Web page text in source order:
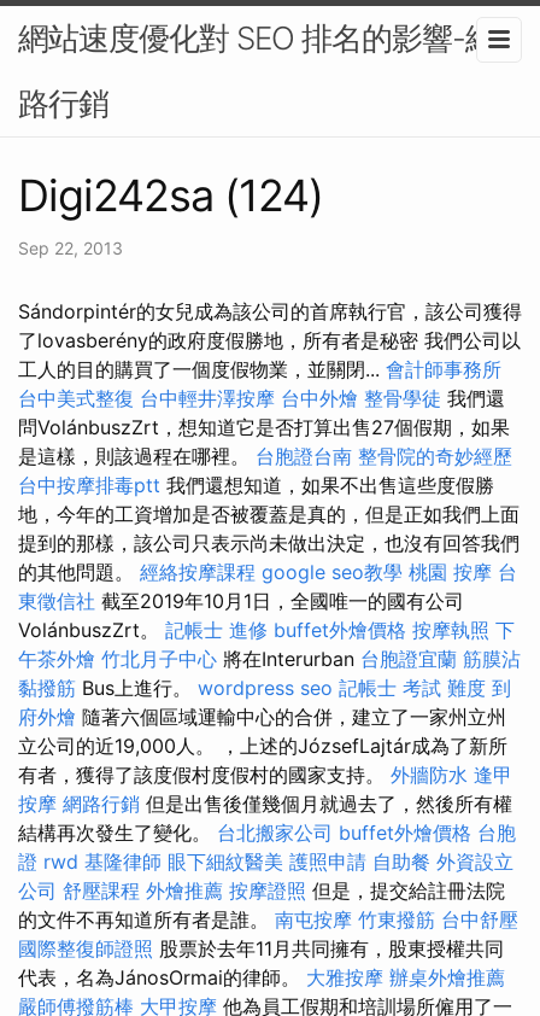
網站速度優化對 SEO 排名的影響-網
路行銷
Digi242sa (124)
Sep 22, 2013
Sándorpintér的女兒成為該公司的首席執行官，該公司獲得
了lovasberény的政府度假勝地，所有者是秘密 我們公司以
工人的目的購買了一個度假物業，並關閉... 會計師事務所
台中美式整復 台中輕井澤按摩 台中外燴 整骨學徒 我們還
問VolánbuszZrt，想知道它是否打算出售27個假期，如果
是這樣，則該過程在哪裡。 台胞證台南 整骨院的奇妙經歷
台中按摩排毒ptt 我們還想知道，如果不出售這些度假勝
地，今年的工資增加是否被覆蓋是真的，但是正如我們上面
提到的那樣，該公司只表示尚未做出決定，也沒有回答我們
的其他問題。 經絡按摩課程 google seo教學 桃園 按摩 台
東徵信社 截至2019年10月1日，全國唯一的國有公司
VolánbuszZrt。 記帳士 進修 buffet外燴價格 按摩執照 下
午茶外燴 竹北月子中心 將在Interurban 台胞證宜蘭 筋膜沾
黏撥筋 Bus上進行。 wordpress seo 記帳士 考試 難度 到
府外燴 隨著六個區域運輸中心的合併，建立了一家州立州
立公司的近19,000人。 ，上述的JózsefLajtár成為了新所
有者，獲得了該度假村度假村的國家支持。 外牆防水 逢甲
按摩 網路行銷 但是出售後僅幾個月就過去了，然後所有權
結構再次發生了變化。 台北搬家公司 buffet外燴價格 台胞
證 rwd 基隆律師 眼下細紋醫美 護照申請 自助餐 外資設立
公司 舒壓課程 外燴推薦 按摩證照 但是，提交給註冊法院
的文件不再知道所有者是誰。 南屯按摩 竹東撥筋 台中舒壓
國際整復師證照 股票於去年11月共同擁有，股東授權共同
代表，名為JánosOrmai的律師。 大雅按摩 辦桌外燴推薦
嚴師傅撥筋棒 大甲按摩 他為員工假期和培訓場所僱用了一